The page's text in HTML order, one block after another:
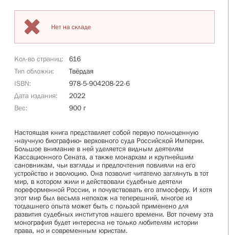
Нет на складе
Кол-во страниц
616
Тип обложки
Твёрдая
ISBN
978-5-904208-22-6
Дата издания
2022
Вес
900 г
Настоящая книга представляет собой первую полноценную
«научную биографию» верховного суда Российской Империи.
Большое внимание в ней уделяется видным деятелям
Кассационного Сената, а также монархам и крупнейшим
сановникам, чьи взгляды и предпочтения повлияли на его
устройство и эволюцию. Она позволит читателю заглянуть в тот
мир, в котором жили и действовали судебные деятели
пореформенной России, и почувствовать его атмосферу. И хотя
этот мир был весьма непохож на теперешний, многое из
тогдашнего опыта может быть с пользой применено для
развития судебных институтов нашего времени. Вот почему эта
монография будет интересна не только любителям истории
права, но и современным юристам.